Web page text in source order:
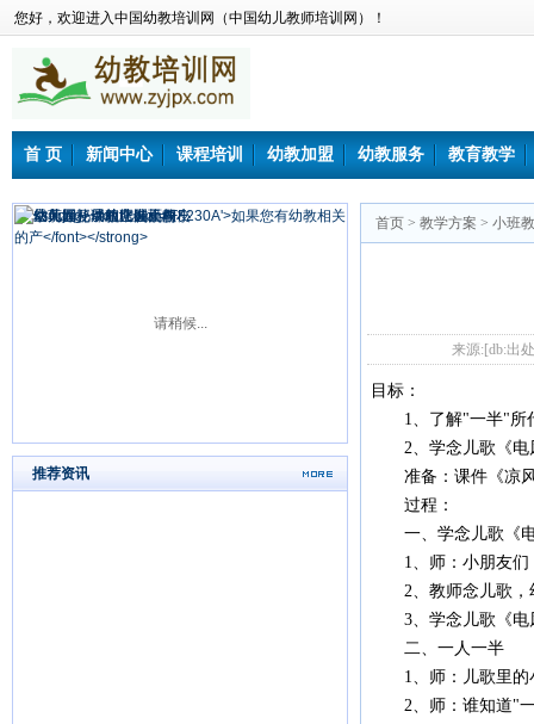
您好，欢迎进入中国幼教培训网（中国幼儿教师培训网）！
首 页 新闻中心 课程培训 幼教加盟 幼教服务 教育教学
请稍候...
推荐资讯
首页 > 教学方案 > 小班
来源:[db:出
目标：
1、了解"一半"所
2、学念儿歌《电
准备：课件《凉风
过程：
一、学念儿歌《
1、师：小朋友们
2、教师念儿歌，
3、学念儿歌《电
二、一人一半
1、师：儿歌里的
2、师：谁知道"一